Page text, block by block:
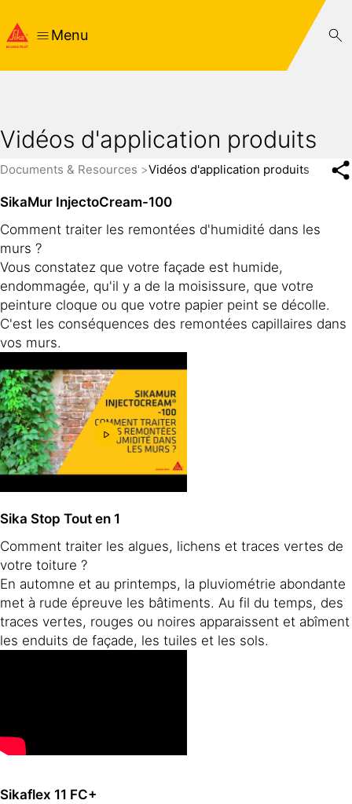
Menu
Vidéos d'application produits
Documents & Resources Vidéos d'application produits
SikaMur InjectoCream-100
Comment traiter les remontées d'humidité dans les
murs ?
Vous constatez que votre façade est humide,
endommagée, qu'il y a de la moisissure, que votre
peinture cloque ou que votre papier peint se décolle.
C'est les conséquences des remontées capillaires dans
vos murs.
Sika Stop Tout en 1
Comment traiter les algues, lichens et traces vertes de
votre toiture ?
En automne et au printemps, la pluviométrie abondante
met à rude épreuve les bâtiments. Au fil du temps, des
traces vertes, rouges ou noires apparaissent et abîment
les enduits de façade, les tuiles et les sols.
Sikaflex 11 FC+